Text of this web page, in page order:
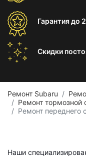
Гарантиядо
Скидки
Ремонт Subaru
Ремонт тормозной
Ремонт переднего
Наши